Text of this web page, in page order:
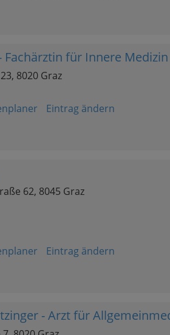
Fachärztin für Innere Medizin
8020 Graz
Eintrag ändern
62, 8045 Graz
Eintrag ändern
- Arzt für